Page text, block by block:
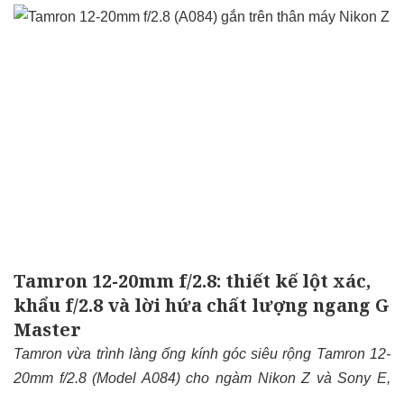
Tamron 12-20mm f/2.8: thiết kế lột xác,
khẩu f/2.8 và lời hứa chất lượng ngang G
Master
Tamron vừa trình làng ống kính góc siêu rộng Tamron 12-
20mm f/2.8 (Model A084) cho ngàm Nikon Z và Sony E,